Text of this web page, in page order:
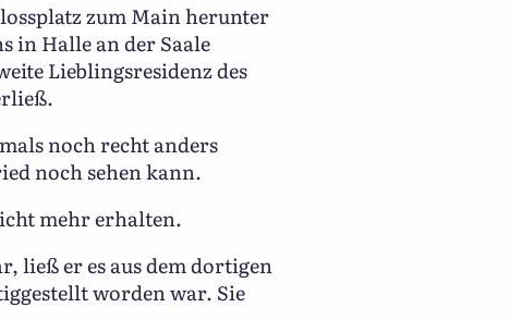
zum Main herunter
in Halle an der Saale
Lieblingsresidenz des
noch recht anders
noch sehen kann.
mehr erhalten.
ließ er es aus dem dortigen
worden war. Sie